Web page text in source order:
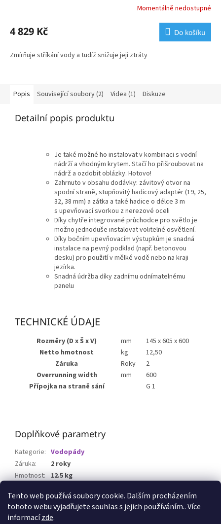
Tento web používá soubory cookie. Dalším procházením
tohoto webu vyjadřujete souhlas s jejich používáním.. Více
informacízde.
Momentálně nedostupné
4 829 Kč Do košíku
Zmírňuje stříkání vody a tudíž snižuje její ztráty
Popis Související soubory (2) Videa (1) Diskuze
Detailní popis produktu
Je také možné ho instalovat v kombinaci s vodní
nádrží a vhodným krytem. Stačí ho přišroubovat na
nádrž a ozdobit oblázky. Hotovo!
Zahrnuto v obsahu dodávky: závitový otvor na
spodní straně, stupňovitý hadicový adaptér (19, 25,
32, 38 mm) a zátka a také hadice o délce 3 m
s upevňovací svorkou z nerezové oceli
Díky chytře integrované průchodce pro světlo je
možno jednoduše instalovat volitelné osvětlení.
Díky bočním upevňovacím výstupkům je snadná
instalace na pevný podklad (např. betonovou
desku) pro použití v mělké vodě nebo na kraji
jezírka.
Snadná údržba díky zadnímu odnímatelnému
panelu
TECHNICKÉ ÚDAJE
Rozměry (D x Š x V) mm
145 x 605 x 600
Netto hmotnost
kg
12,50
Záruka
Roky
2
Overrunning width
mm
600
Přípojka na straně sání
G 1
Doplňkové parametry
Kategorie: Vodopády
Záruka:
2 roky
Hmotnost: 12.5 kg